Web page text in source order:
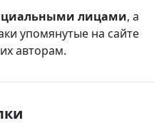
лицами, а
упомянутые на сайте
авторам.